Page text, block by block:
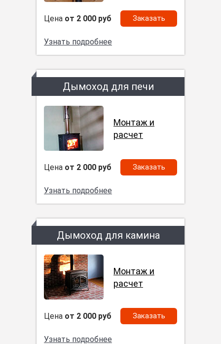
Цена от 2 000 руб Заказать
Узнать подробнее
Дымоход для печи
Монтаж и
расчет
Цена от 2 000 руб Заказать
Узнать подробнее
Дымоход для камина
Монтаж и
расчет
Цена от 2 000 руб Заказать
Узнать подробнее